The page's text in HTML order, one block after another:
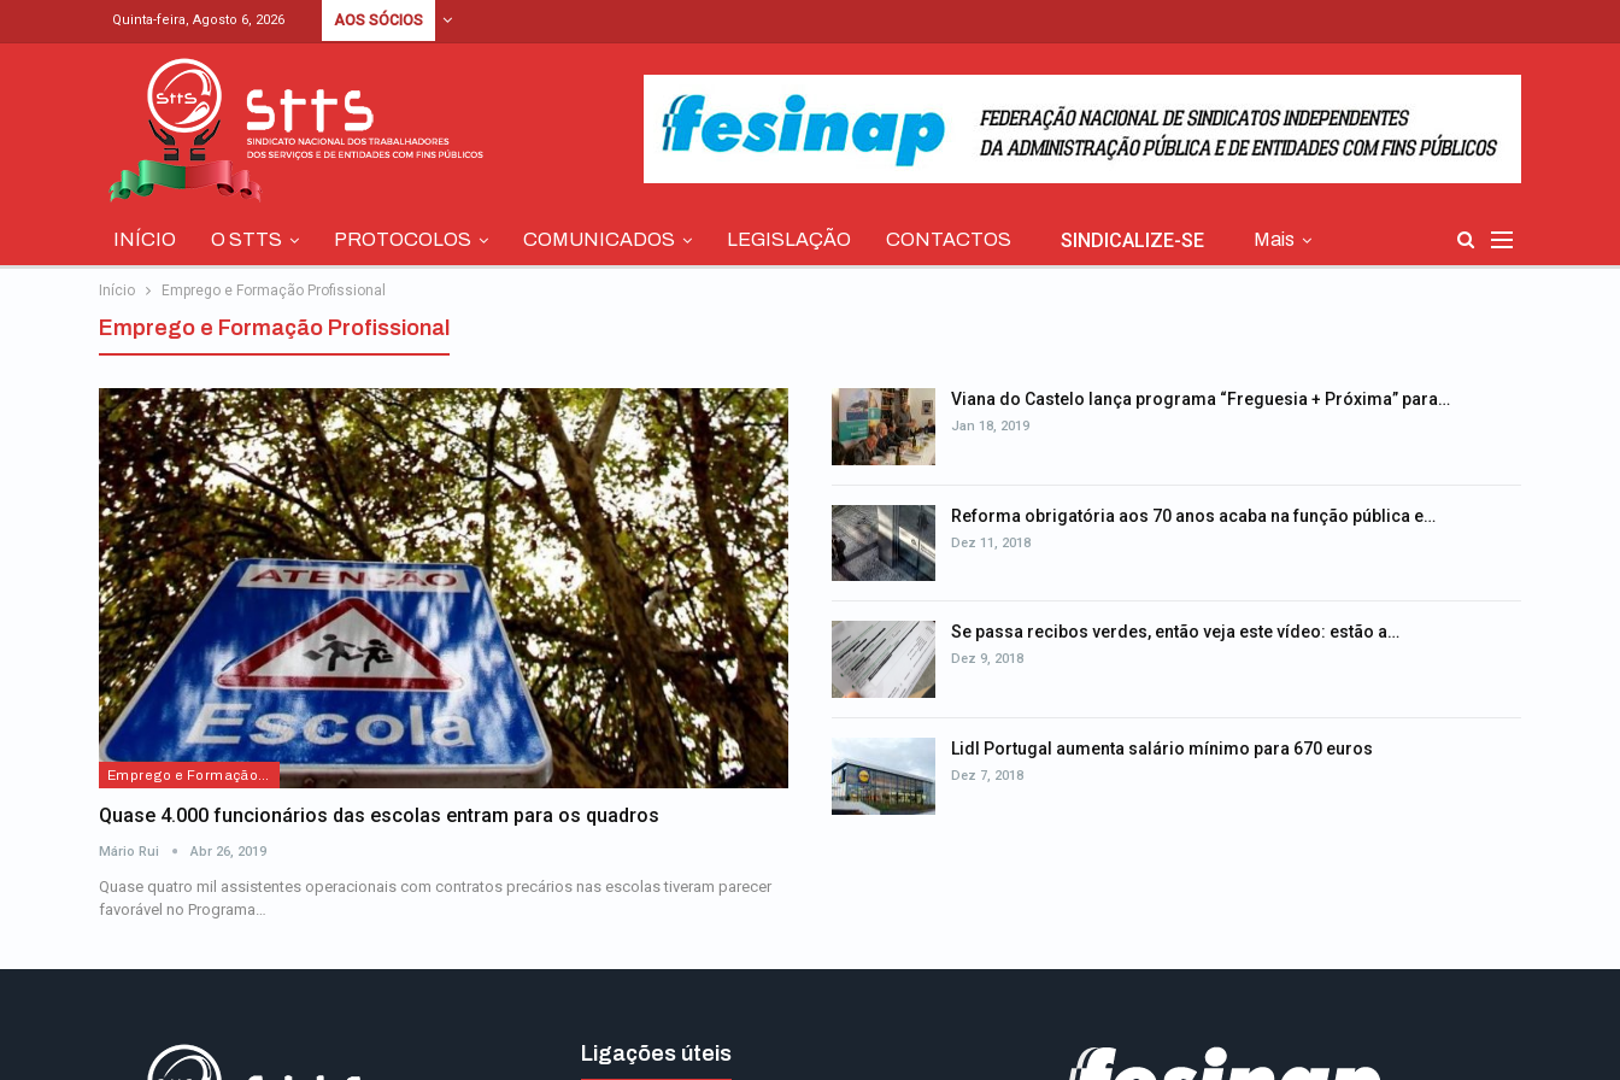
Quinta-feira, Agosto 6, 2026 AOS SÓCIOS
INÍCIO O STTS PROTOCOLOS COMUNICADOS LEGISLAÇÃO CONTACTOS SINDICALIZE-SE Mais
Início Emprego e Formação Profissional
Emprego e Formação Profissional
Quase 4.000 funcionários das escolas entram para os quadros
Mário Rui Abr 26, 2019
Quase quatro mil assistentes operacionais com contratos precários nas escolas tiveram parecer
favorável no Programa…
Viana do Castelo lança programa “Freguesia + Próxima” para…
Jan 18, 2019
Reforma obrigatória aos 70 anos acaba na função pública e…
Dez 11, 2018
Se passa recibos verdes, então veja este vídeo: estão a…
Dez 9, 2018
Lidl Portugal aumenta salário mínimo para 670 euros
Dez 7, 2018
Ligações úteis